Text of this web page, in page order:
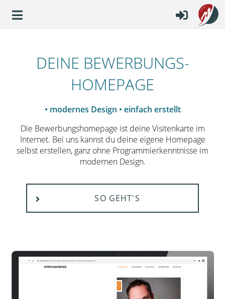
DEINE BEWERBUNGS­
HOMEPAGE
• modernes Design • einfach erstellt
Die Bewerbungshomepage ist deine Visitenkarte im
Internet. Bei uns kannst du deine eigene Homepage
selbst erstellen, ganz ohne Programmierkenntnisse im
modernen Design.
SO GEHT'S